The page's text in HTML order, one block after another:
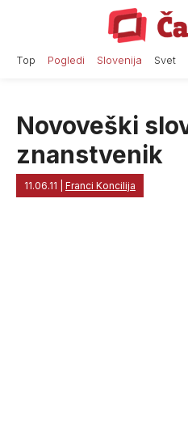
Top Pogledi Slovenija Svet
Novoveški
znanstvenik
11.06.11 Franci Koncilija